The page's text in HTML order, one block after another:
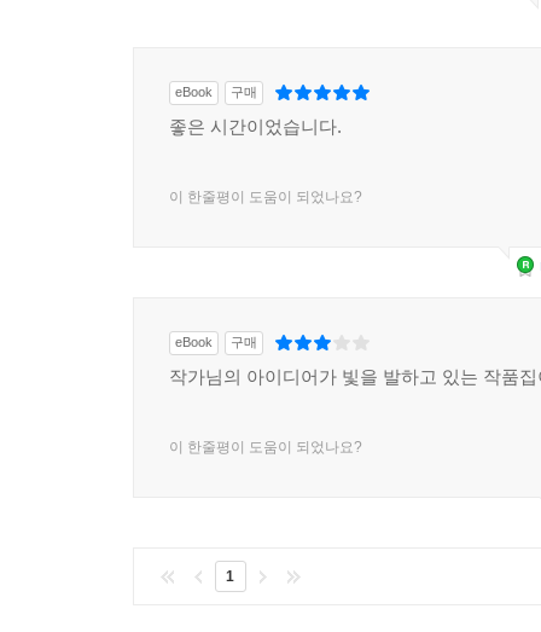
eBook 구매
좋은 시간이었습니다.
이 한줄평이 도움이 되었나요?
eBook 구매
작가님의 아이디어가 빛을 발하고 있는 작품
이 한줄평이 도움이 되었나요?
1